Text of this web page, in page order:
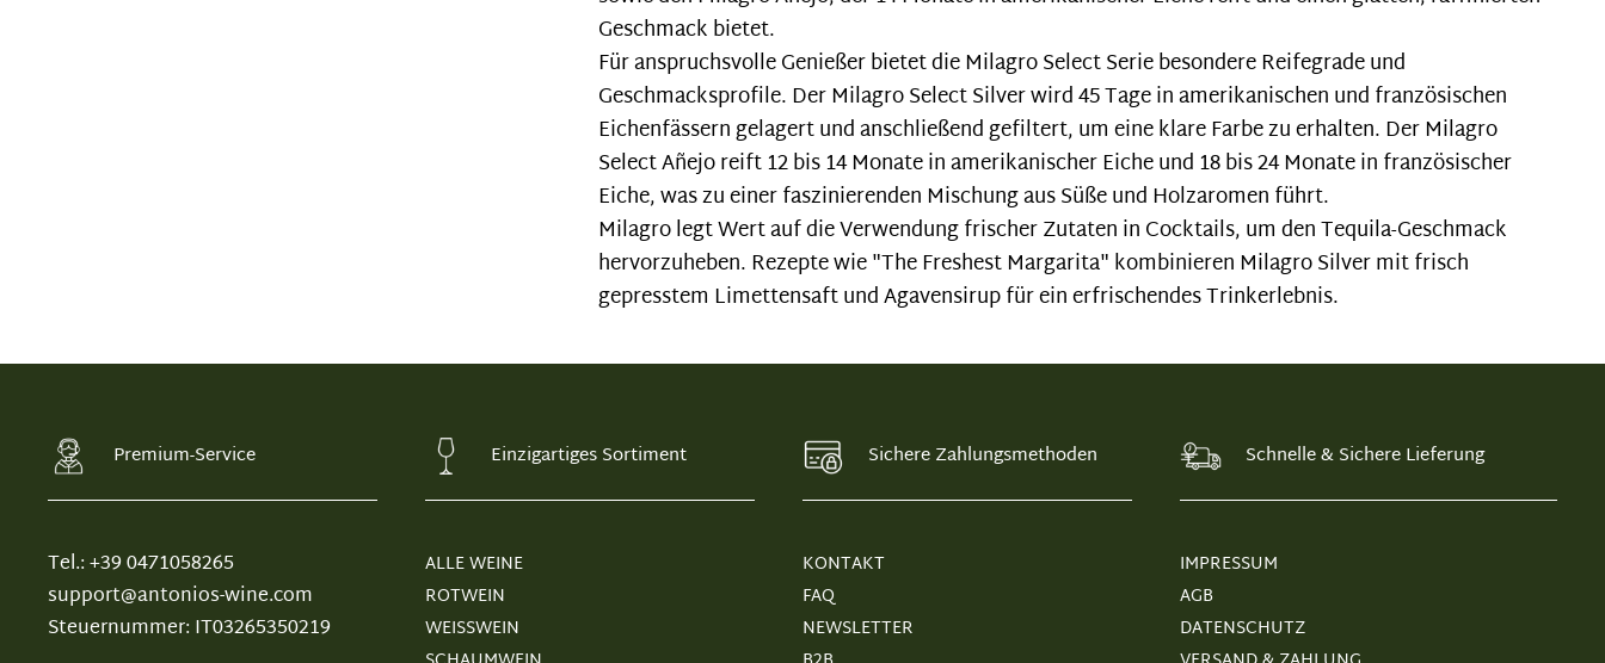
Geschmack bietet.
Für anspruchsvolle Genießer bietet die Milagro Select Serie besondere Reifegrade und
Geschmacksprofile. Der Milagro Select Silver wird 45 Tage in amerikanischen und französischen
Eichenfässern gelagert und anschließend gefiltert, um eine klare Farbe zu erhalten. Der Milagro
Select Añejo reift 12 bis 14 Monate in amerikanischer Eiche und 18 bis 24 Monate in französischer
Eiche, was zu einer faszinierenden Mischung aus Süße und Holzaromen führt.
Milagro legt Wert auf die Verwendung frischer Zutaten in Cocktails, um den Tequila-Geschmack
hervorzuheben. Rezepte wie "The Freshest Margarita" kombinieren Milagro Silver mit frisch
gepresstem Limettensaft und Agavensirup für ein erfrischendes Trinkerlebnis.
Premium-Service Einzigartiges Sortiment Sichere Zahlungsmethoden Schnelle & Sichere Lieferung
Tel.: +39 0471058265
support@antonios-wine.com
Steuernummer: IT03265350219
ALLE WEINE
ROTWEIN
WEISSWEIN
KONTAKT
FAQ
NEWSLETTER
IMPRESSUM
AGB
DATENSCHUTZ